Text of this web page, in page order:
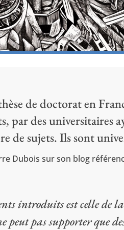
de doctorat en
par des universitaires
de sujets. Ils sont
Dubois sur son blog
introduits est celle de
pas supporter que